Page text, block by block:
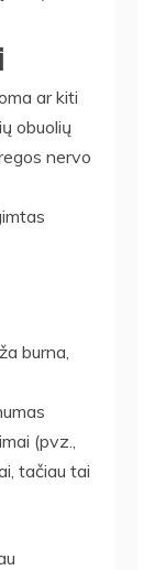
ar kiti
obuolių
nervo
burna,
(pvz.,
tačiau tai